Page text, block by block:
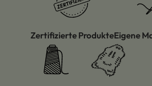
Zertifizierte ProdukteEigene